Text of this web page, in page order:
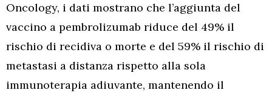
Oncology, i dati mostrano che l’aggiunta del
vaccino a pembrolizumab riduce del 49% il
rischio di recidiva o morte e del 59% il rischio di
metastasi a distanza rispetto alla sola
immunoterapia adiuvante, mantenendo il